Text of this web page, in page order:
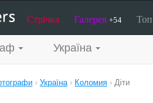
Стрічка Галерея +54
Україна
› Україна› Коломия › Діти